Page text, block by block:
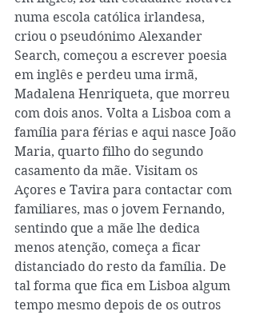
numa escola católica irlandesa,
criou o pseudónimo Alexander
Search, começou a escrever poesia
em inglês e perdeu uma irmã,
Madalena Henriqueta, que morreu
com dois anos. Volta a Lisboa com a
família para férias e aqui nasce João
Maria, quarto filho do segundo
casamento da mãe. Visitam os
Açores e Tavira para contactar com
familiares, mas o jovem Fernando,
sentindo que a mãe lhe dedica
menos atenção, começa a ficar
distanciado do resto da família. De
tal forma que fica em Lisboa algum
tempo mesmo depois de os outros